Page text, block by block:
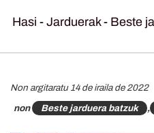
Hasi - Jarduerak- Beste
Non argitaratu 14 de iraila de 2022
non
Beste jarduera batzuk ,